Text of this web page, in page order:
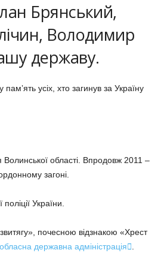
Брянський,
Володимир
державу.
усіх, хто загинув за Україну
області. Впродовж 2011 –
загоні.
України.
почесною відзнакою «Хрест
державна адміністрація